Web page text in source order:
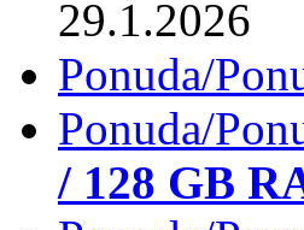
29.1.2026
Ponuda/
Ponuda/
/ 128 GB